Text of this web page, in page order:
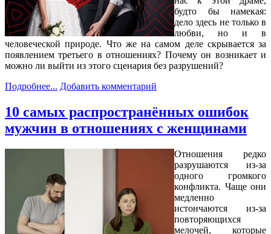
будто бы намекая:
дело здесь не только в
любви, но и в
человеческой природе. Что же на самом деле скрывается за
появлением третьего в отношениях? Почему он возникает и
можно ли выйти из этого сценария без разрушений?
Подробнее... Добавить комментарий
10 самых распространённых ошибок
мужчин в отношениях с женщинами
Отношения редко
разрушаются из-за
одного громкого
конфликта. Чаще они
медленно
истончаются из-за
повторяющихся
мелочей, которые